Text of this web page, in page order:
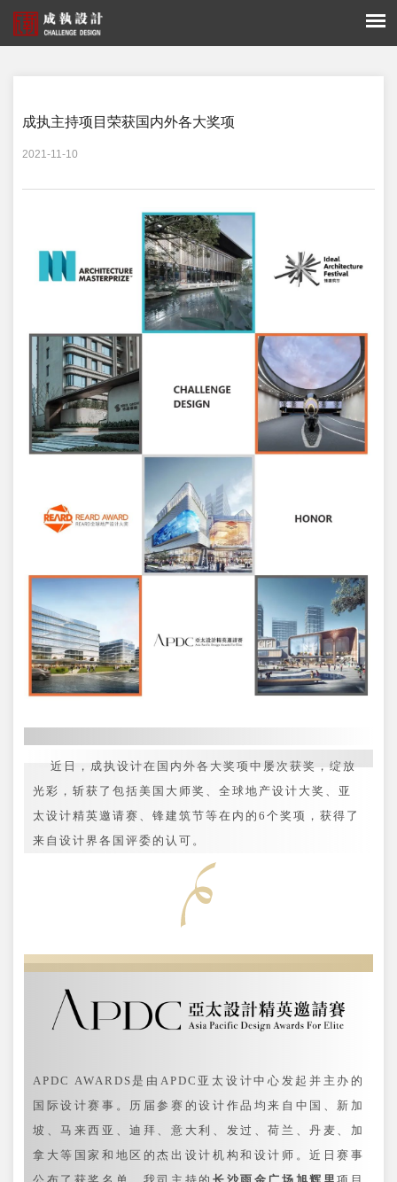
您的位置：走进成执 -
成执主持项目荣获国内外各大奖项
2021-11-10
近日，成执设计在国内外各大奖项中屡次获奖，绽放
光彩，斩获了包括美国大师奖、全球地产设计大奖、亚
太设计精英邀请赛、锋建筑节等在内的6个奖项，获得了
来自设计界各国评委的认可。
APDC AWARDS是由APDC亚太设计中心发起并主办的
国际设计赛事。历届参赛的设计作品均来自中国、新加
坡、马来西亚、迪拜、意大利、发过、荷兰、丹麦、加
拿大等国家和地区的杰出设计机构和设计师。近日赛事